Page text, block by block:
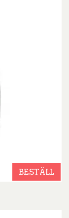
BESTÄLL